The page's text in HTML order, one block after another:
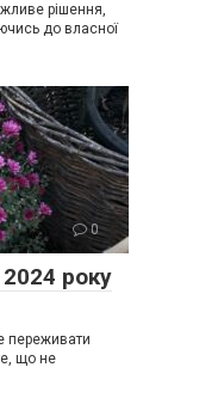
рішення,
до власної
0
року
переживати
що не